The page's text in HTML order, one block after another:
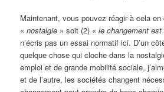
Maintenant, vous pouvez réagir à cela
«nostalgie » soit (2) «le changement
n’écris pas un essai normatif ici. D’un
quelque chose qui cloche dans la
emploi et de grande mobilité sociale,
et de l’autre, les sociétés changent